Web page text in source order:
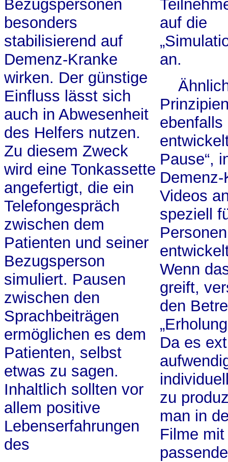
Bezugspersonen
besonders
stabilisierend auf
Demenz-Kranke
wirken. Der günstige
Einfluss lässt sich
auch in Abwesenheit
des Helfers nutzen.
Zu diesem Zweck
wird eine Tonkassette
angefertigt, die ein
Telefongespräch
zwischen dem
Patienten und seiner
Bezugsperson
simuliert. Pausen
zwischen den
Sprachbeiträgen
ermöglichen es dem
Patienten, selbst
etwas zu sagen.
Inhaltlich sollten vor
allem positive
Lebenserfahrungen
des
auf die
an.
ebenfalls
Pause“,
Videos
speziell
Wenn
greift,
den
Da es
zu
man in
Filme